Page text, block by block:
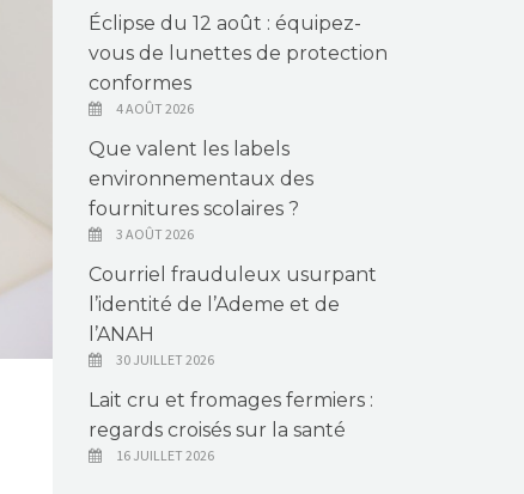
Éclipse du 12 août : équipez-
vous de lunettes de protection
conformes
4 AOÛT 2026
Que valent les labels
environnementaux des
fournitures scolaires ?
3 AOÛT 2026
Courriel frauduleux usurpant
l’identité de l’Ademe et de
l’ANAH
30 JUILLET 2026
Lait cru et fromages fermiers :
regards croisés sur la santé
16 JUILLET 2026